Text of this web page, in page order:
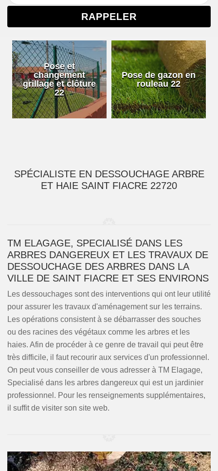
Pose et
changement
grillage et clôture
22
Pose de gazon en
rouleau 22
SPÉCIALISTE EN DESSOUCHAGE ARBRE
ET HAIE SAINT FIACRE 22720
TM ELAGAGE, SPECIALISÉ DANS LES
ARBRES DANGEREUX ET LES TRAVAUX DE
DESSOUCHAGE DES ARBRES DANS LA
VILLE DE SAINT FIACRE ET SES ENVIRONS
Les dessouchages sont des interventions qui ont leur utilité
pour assurer les travaux d'aménagement sur les terrains.
Les opérations consistent à se débarrasser des souches
ou des racines des végétaux comme les arbres et les
haies. Afin de procéder à ce genre de travail qui peut être
très difficile, il faut recourir aux services d'un professionnel.
On peut vous conseiller de vous adresser à TM Elagage,
Specialisé dans les arbres dangereux qui est un jardinier
professionnel. Pour les renseignements supplémentaires,
il suffit de visiter son site web.